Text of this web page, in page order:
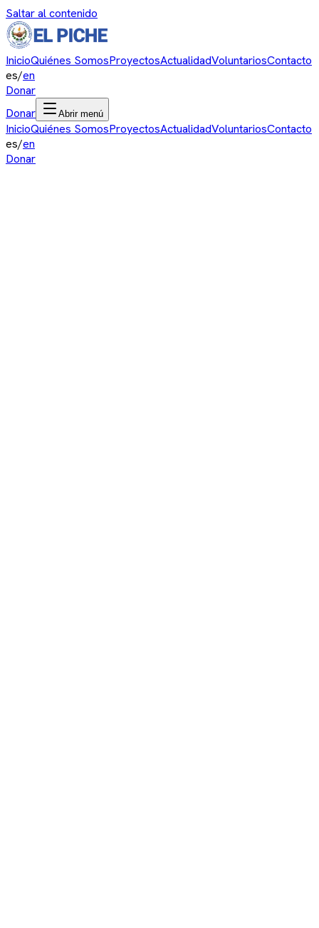
Saltar al contenido
InicioQuiénes SomosProyectosActualidadVoluntariosContacto
es/en
Donar
Donar
Abrir menú
InicioQuiénes SomosProyectosActualidadVoluntariosContacto
es/en
Donar